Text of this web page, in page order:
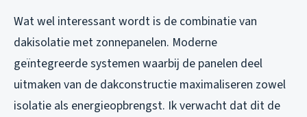
Wat wel interessant wordt is de combinatie van
dakisolatie met zonnepanelen. Moderne
geïntegreerde systemen waarbij de panelen deel
uitmaken van de dakconstructie maximaliseren zowel
isolatie als energieopbrengst. Ik verwacht dat dit de